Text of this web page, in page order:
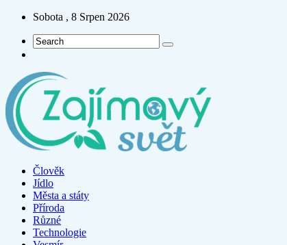
Sobota , 8 Srpen 2026
Člověk
Jídlo
Města a státy
Příroda
Různé
Technologie